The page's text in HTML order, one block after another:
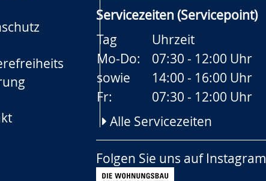
Servicezeiten (Servicepoint)
Tag
Uhrzeit
Mo-Do:
07:30 - 12:00 Uhr
sowie
14:00 - 16:00 Uhr
Fr:
07:30 - 12:00 Uhr
Alle Servicezeiten
Folgen Sie uns auf Instagram